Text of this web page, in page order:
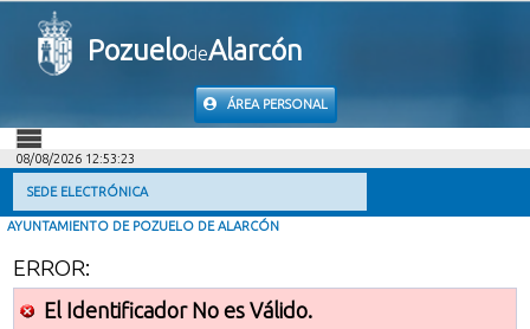
PozuelodeAlarcón
ÁREA PERSONAL
INICIO
MI CARPETA
08/08/2026 12:53:23
SEDE ELECTRÓNICA
AYUNTAMIENTO DE POZUELO DE ALARCÓN
ERROR:
El Identificador No es Válido.